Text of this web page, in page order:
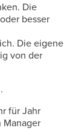
Die
besser
Die eigene
von der
für Jahr
Manager